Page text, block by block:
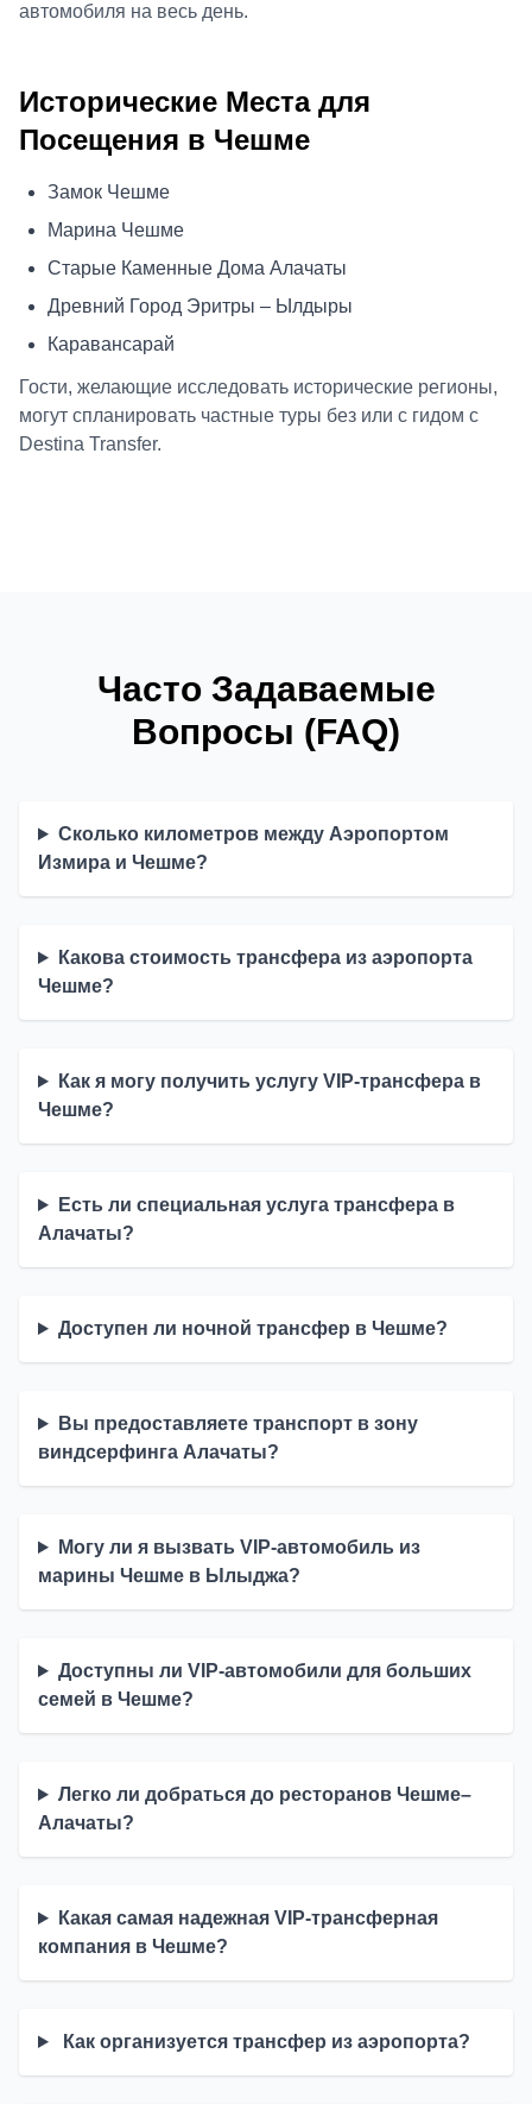
автомобиля на весь день.
Исторические Места для
Посещения в Чешме
Замок Чешме
Марина Чешме
Старые Каменные Дома Алачаты
Древний Город Эритры – Ылдыры
Каравансарай
Гости, желающие исследовать исторические регионы,
могут спланировать частные туры без или с гидом с
Destina Transfer.
Часто Задаваемые
Вопросы (FAQ)
Сколько километров между Аэропортом
Измира и Чешме?
Какова стоимость трансфера из аэропорта
Чешме?
Как я могу получить услугу VIP-трансфера в
Чешме?
Есть ли специальная услуга трансфера в
Алачаты?
Доступен ли ночной трансфер в Чешме?
Вы предоставляете транспорт в зону
виндсерфинга Алачаты?
Могу ли я вызвать VIP-автомобиль из
марины Чешме в Ылыджа?
Доступны ли VIP-автомобили для больших
семей в Чешме?
Легко ли добраться до ресторанов Чешме–
Алачаты?
Какая самая надежная VIP-трансферная
компания в Чешме?
Как организуется трансфер из аэропорта?